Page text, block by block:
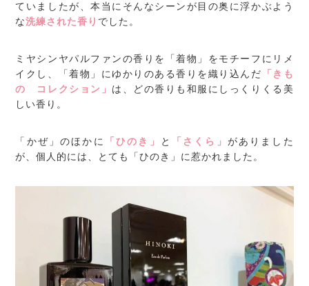
ていましたが、本当にそんなシーンが目の奥に浮かぶよう
な洗練された香り でした。
ミヤシンヤパルファンの香りを「着物」をモチーフにリメ
イクし、「着物」にゆかりのある香りを織り込んだ 「きも
の コレクション」 は、どの香りも和服にしっくりくる美
しい香り。
「かぜ」のほかに 「ひのき」 と 「さくら」 がありました
が、個人的には、とても「ひのき」に惹かれました。